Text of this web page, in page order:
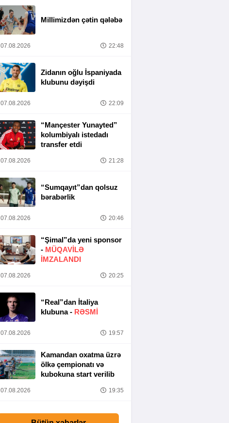
Millimizdən çətin qələbə
07.08.2026 22:48
Zidanın oğlu İspaniyada
klubunu dəyişdi
07.08.2026 22:09
“Mançester Yunayted”
kolumbiyalı istedadı
transfer etdi
07.08.2026 21:28
“Sumqayıt”dan qolsuz
bərabərlik
07.08.2026 20:46
“Şimal”da yeni sponsor
- MÜQAVİLƏ
İMZALANDI
07.08.2026 20:25
“Real”dan İtaliya
klubuna - RƏSMİ
07.08.2026 19:57
Kamandan oxatma üzrə
ölkə çempionatı və
kubokuna start verilib
07.08.2026 19:35